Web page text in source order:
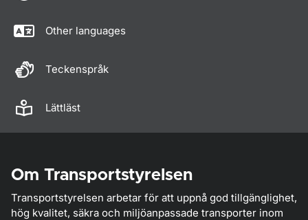
Other languages
Teckenspråk
Lättläst
Om Transportstyrelsen
Transportstyrelsen arbetar för att uppnå god tillgänglighet,
hög kvalitet, säkra och miljöanpassade transporter inom